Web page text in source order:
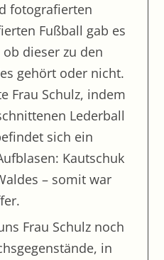
– 40 Jahre
Sinz-Schule
Hochwang kam –
Thoms verzaubert
Sinz-Schule
viel Gefühl
fotografierten
Fußball gab es
dieser zu den
gehört oder nicht.
Frau Schulz, indem
Lederball
sich ein
Kautschuk
– somit war
Frau Schulz noch
in